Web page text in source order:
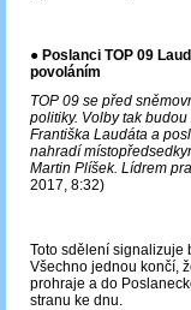
● Poslanci TOP 09
povoláním
TOP 09 se před
politiky. Volby tak
Františka Laudáta a
nahradí
Martin Plíšek. Lídrem
2017, 8:32)
Toto sdělení signalizuje
Všechno jednou končí,
prohraje a do
stranu ke dnu.